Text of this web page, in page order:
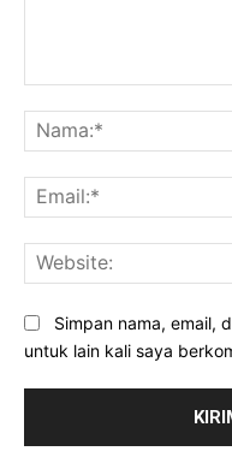
Simpan nama, email,
untuk lain kali saya